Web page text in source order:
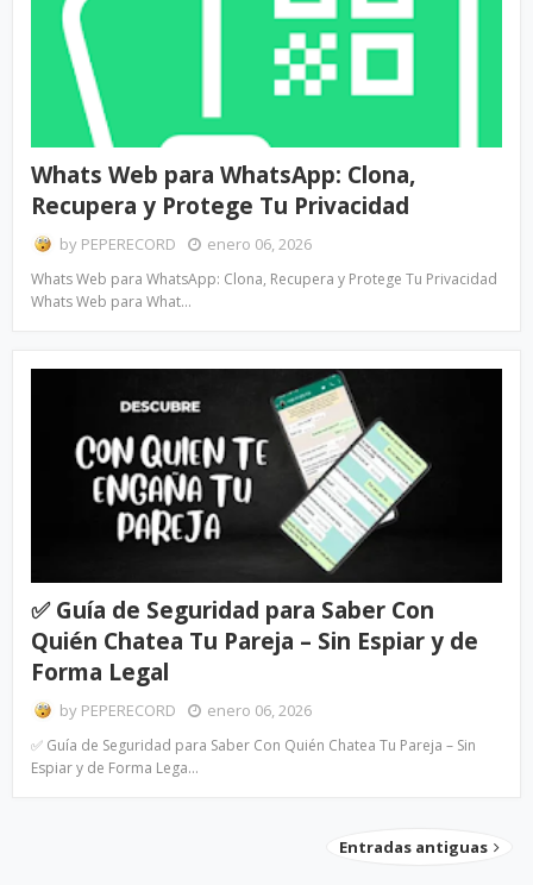
Whats Web para WhatsApp: Clona,
Recupera y Protege Tu Privacidad
by PEPERECORD enero 06, 2026
Whats Web para WhatsApp: Clona, Recupera y Protege Tu Privacidad
Whats Web para What…
✅ Guía de Seguridad para Saber Con
Quién Chatea Tu Pareja – Sin Espiar y de
Forma Legal
by PEPERECORD enero 06, 2026
✅ Guía de Seguridad para Saber Con Quién Chatea Tu Pareja – Sin
Espiar y de Forma Lega…
Entradas antiguas